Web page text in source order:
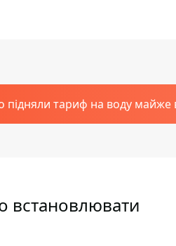
підняли тариф на воду майже
встановлювати